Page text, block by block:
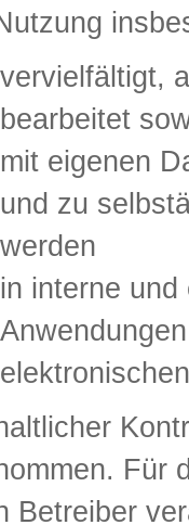
vervielfältigt,
bearbeitet
mit eigenen
und zu
werden
in interne
Für
Betreiber